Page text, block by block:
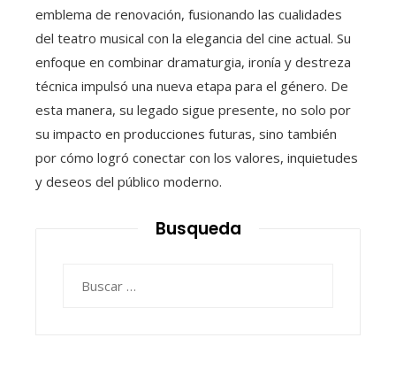
emblema de renovación, fusionando las cualidades
del teatro musical con la elegancia del cine actual. Su
enfoque en combinar dramaturgia, ironía y destreza
técnica impulsó una nueva etapa para el género. De
esta manera, su legado sigue presente, no solo por
su impacto en producciones futuras, sino también
por cómo logró conectar con los valores, inquietudes
y deseos del público moderno.
Busqueda